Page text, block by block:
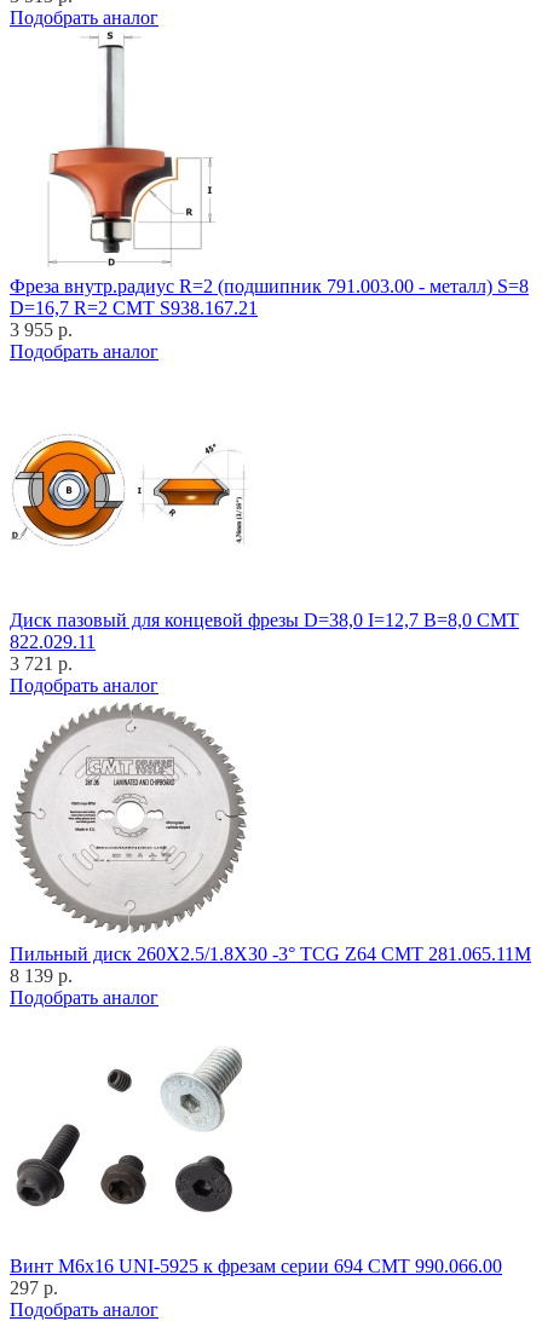
Подобрать аналог
Фреза внутр.радиус R=2 (подшипник 791.003.00 - металл) S=8
D=16,7 R=2 CMT S938.167.21
3 955 р.
Подобрать аналог
Диск пазовый для концевой фрезы D=38,0 I=12,7 B=8,0 CMT
822.029.11
3 721 р.
Подобрать аналог
Пильный диск 260X2.5/1.8X30 -3° TCG Z64 CMT 281.065.11M
8 139 р.
Подобрать аналог
Винт M6x16 UNI-5925 к фрезам серии 694 CMT 990.066.00
297 р.
Подобрать аналог